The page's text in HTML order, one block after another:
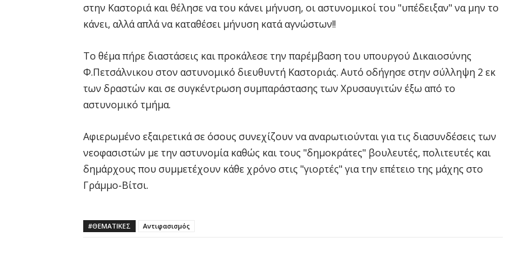
στην Καστοριά και θέλησε να του κάνει μήνυση, οι αστυνομικοί του "υπέδειξαν" να μην το
κάνει, αλλά απλά να καταθέσει μήνυση κατά αγνώστων!!
Το θέμα πήρε διαστάσεις και προκάλεσε την παρέμβαση του υπουργού Δικαιοσύνης
Φ.Πετσάλνικου στον αστυνομικό διευθυντή Καστοριάς. Αυτό οδήγησε στην σύλληψη 2 εκ
των δραστών και σε συγκέντρωση συμπαράστασης των Χρυσαυγιτών έξω από το
αστυνομικό τμήμα.
Αφιερωμένο εξαιρετικά σε όσους συνεχίζουν να αναρωτιούνται για τις διασυνδέσεις των
νεοφασιστών με την αστυνομία καθώς και τους "δημοκράτες" βουλευτές, πολιτευτές και
δημάρχους που συμμετέχουν κάθε χρόνο στις "γιορτές" για την επέτειο της μάχης στο
Γράμμο-Βίτσι.
#ΘΕΜΑΤΙΚΈΣ Αντιφασισμός